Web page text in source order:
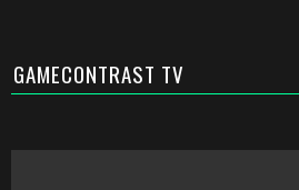
GAMECONTRAST TV